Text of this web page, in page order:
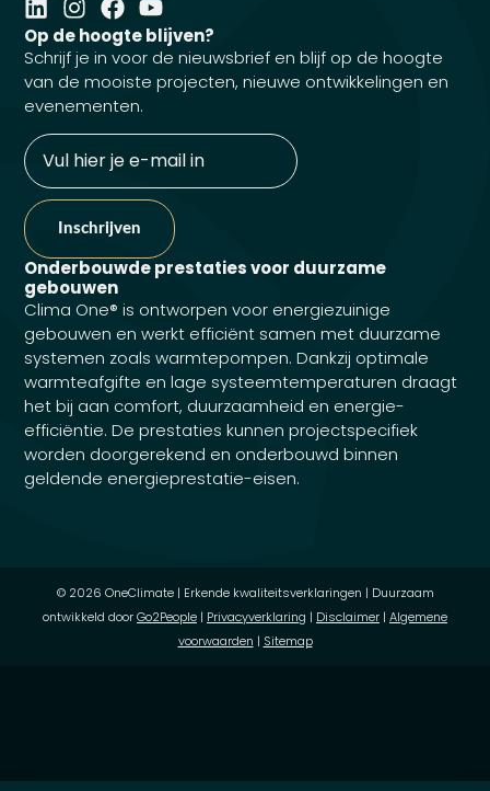
Op de hoogte blijven?
Schrijf je in voor de nieuwsbrief en blijf op de hoogte
van de mooiste projecten, nieuwe ontwikkelingen en
evenementen.
E-
mailadres
Onderbouwde prestaties voor duurzame
gebouwen
Clima One® is ontworpen voor energiezuinige
gebouwen en werkt efficiënt samen met duurzame
systemen zoals warmtepompen. Dankzij optimale
warmteafgifte en lage systeemtemperaturen draagt
het bij aan comfort, duurzaamheid en energie-
efficiëntie. De prestaties kunnen projectspecifiek
worden doorgerekend en onderbouwd binnen
geldende energieprestatie-eisen.
© 2026 OneClimate | Erkende kwaliteitsverklaringen | Duurzaam
ontwikkeld doorGo2People | Privacyverklaring | Disclaimer | Algemene
voorwaarden | Sitemap